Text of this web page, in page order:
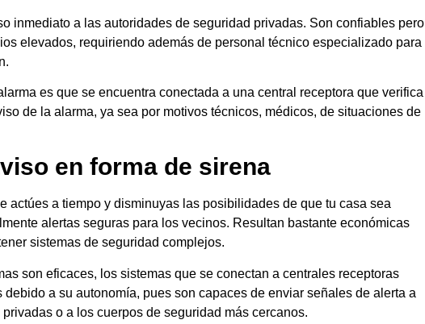
inmediato a las autoridades de seguridad privadas. Son confiables pero
elevados, requiriendo además de personal técnico especializado para
es que se encuentra conectada a una central receptora que verifica
de la alarma, ya sea por motivos técnicos, médicos, de situaciones de
en forma de sirena
actúes a tiempo y disminuyas las posibilidades de que tu casa sea
alertas seguras para los vecinos. Resultan bastante económicas
sistemas de seguridad complejos.
son eficaces, los sistemas que se conectan a centrales receptoras
a su autonomía, pues son capaces de enviar señales de alerta a
o a los cuerpos de seguridad más cercanos.